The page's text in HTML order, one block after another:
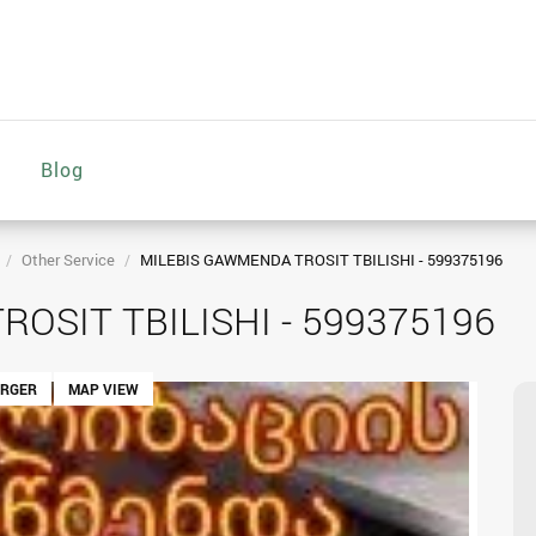
Blog
Other Service MILEBIS GAWMENDA TROSIT TBILISHI - 599375196
TBILISHI - 599375196
MAP VIEW